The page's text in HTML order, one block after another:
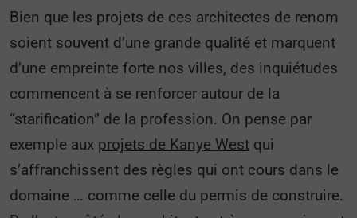
Bien que les projets de ces architectes de renom
soient souvent d’une grande qualité et marquent
d’une empreinte forte nos villes, des inquiétudes
commencent à se renforcer autour de la
“starification” de la profession. On pense par
exemple aux projets de Kanye West qui
s’affranchissent des règles qui ont cours dans le
domaine … comme celle du permis de construire.